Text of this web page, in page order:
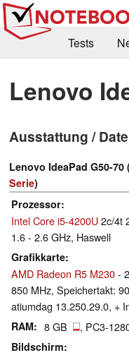
Tests
Kaufberatung
Deals
Forum
Lenovo
Ausstattung /
Lenovo IdeaPad G50-70
Serie)
Prozessor
Intel Core i5-4200U2c/4t
1.6 - 2.6 GHz, Haswell
Grafikkarte
AMD Radeon R5 M230-
850 MHz, Speichertakt:
atiumdag 13.250.29.0, +
RAM 8 GB , PC3-
Bildschirm